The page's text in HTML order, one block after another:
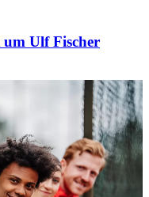
um Ulf Fischer